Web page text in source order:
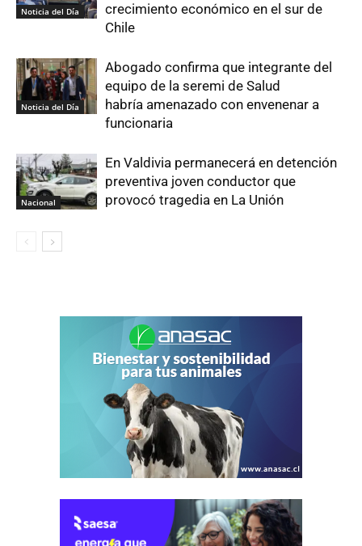
Noticia del Día
crecimiento económico en el sur de
Chile
Noticia del Día
Abogado confirma que integrante del
equipo de la seremi de Salud
habría amenazado con envenenar a
funcionaria
Nacional
En Valdivia permanecerá en detención
preventiva joven conductor que
provocó tragedia en La Unión